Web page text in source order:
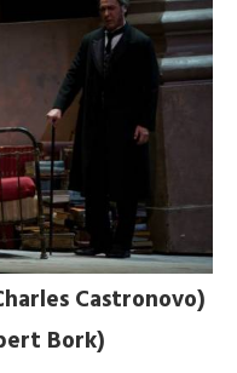
Castronovo)
Bork)